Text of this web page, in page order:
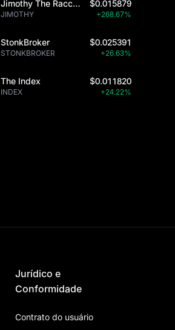
Jimothy The Raccoon
JIMOTHY
$0.015879
+268.67%
StonkBroker
STONKBROKER
$0.025391
+26.63%
The Index
INDEX
$0.011820
+24.22%
Jurídico e
Conformidade
Contrato do usuário